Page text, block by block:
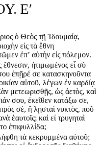
Εʹ
ὁ Θεὸς τῇ Ἰδουμαίᾳ,
εἰς τὰ ἔθνη
ἐπʼ αὐτὴν εἰς πόλεμον.
ἠτιμωμένος εἶ σὺ
ἐπῇρέ σε κατασκηνοῦντα
αὐτοῦ, λέγων ἐν καρδίᾳ
μετεωρισθῇς, ὡς ἀετὸς, καὶ
σου, ἐκεῖθεν κατάξω σε,
σὲ, ἢ λῃσταὶ νυκτὸς, ποῦ
ἑαυτοῖς; καὶ εἰ τρυγηταὶ
ἐπιφυλλίδα;
τὰ κεκρυμμένα αὐτοῦ;